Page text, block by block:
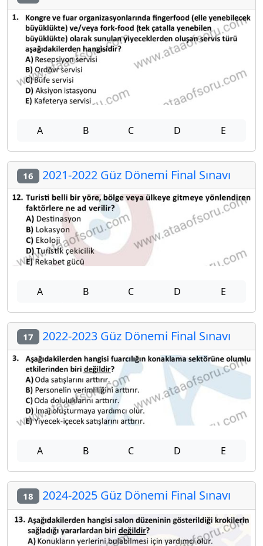
A B C D E
16 2021-2022 Güz Dönemi Final Sınavı
A B C D E
17 2022-2023 Güz Dönemi Final Sınavı
A B C D E
18 2024-2025 Güz Dönemi Final Sınavı